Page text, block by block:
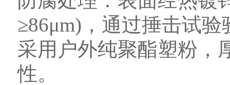
≥86μm)，通过捶击试
采用户外纯聚酯塑粉，
性。